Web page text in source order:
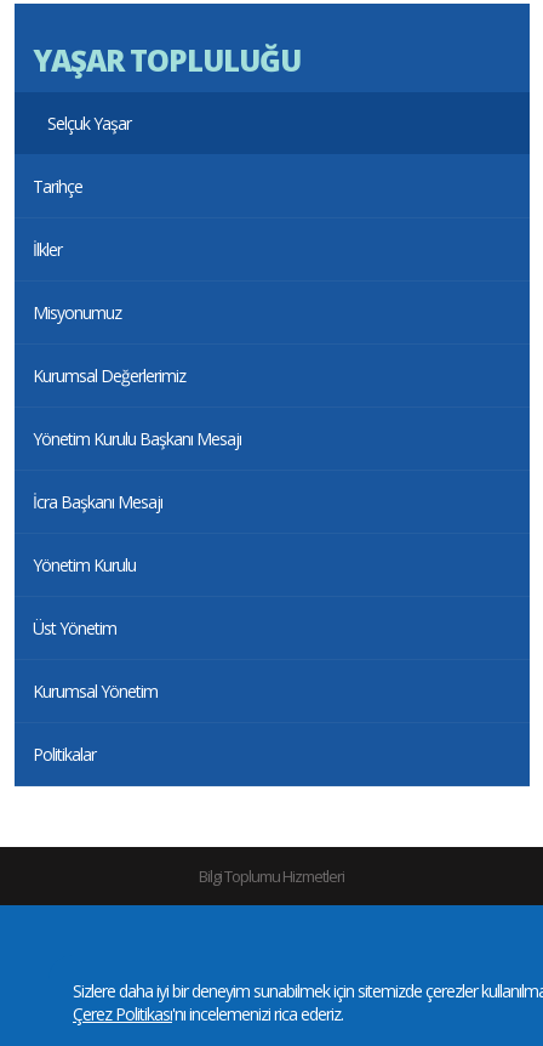
YAŞAR TOPLULUĞU
Selçuk Yaşar
Tarihçe
İlkler
Misyonumuz
Kurumsal Değerlerimiz
Yönetim Kurulu Başkanı Mesajı
İcra Başkanı Mesajı
Yönetim Kurulu
Üst Yönetim
Kurumsal Yönetim
Politikalar
Bilgi Toplumu Hizmetleri
©Copyright 2016-2026 |YaşarHolding | All Rights Reserved
Sizlere daha iyi bir deneyim sunabilmek için sitemizde çerezler
Çerez Politikası'nı incelemenizi rica ederiz.